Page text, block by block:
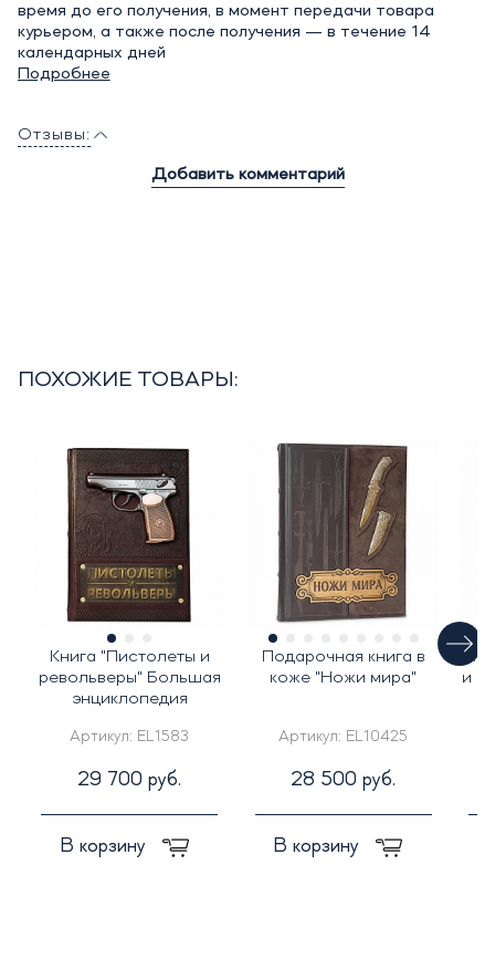
время до его получения, в момент передачи товара
курьером, а также после получения — в течение 14
календарных дней
Подробнее
Отзывы:
Добавить комментарий
ПОХОЖИЕ ТОВАРЫ:
Книга "Пистолеты и
револьверы" Большая
энциклопедия
Артикул: EL1583
29 700 руб.
В корзину
Подарочная книга в
коже "Ножи мира"
Артикул: EL10425
28 500 руб.
В корзину
и